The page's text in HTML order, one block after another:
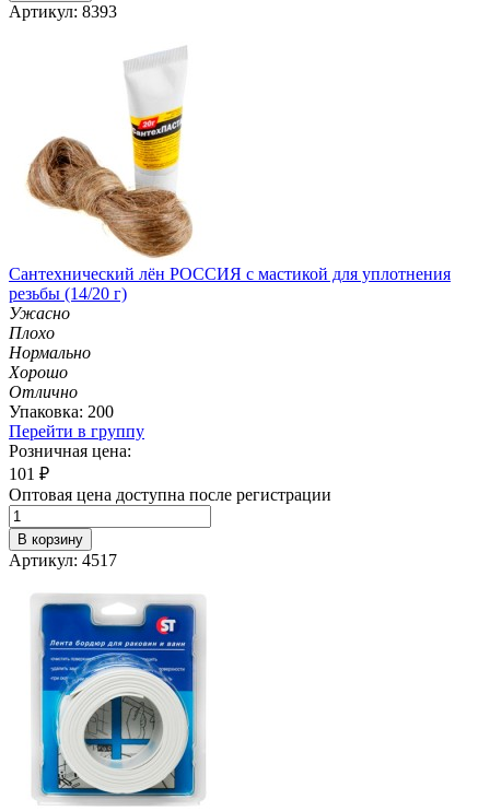
Артикул: 8393
Сантехнический лён РОССИЯ с мастикой для уплотнения
резьбы (14/20 г)
Ужасно
Плохо
Нормально
Хорошо
Отлично
Упаковка: 200
Перейти в группу
Розничная цена:
101 ₽
Оптовая цена доступна после регистрации
В корзину
Артикул: 4517